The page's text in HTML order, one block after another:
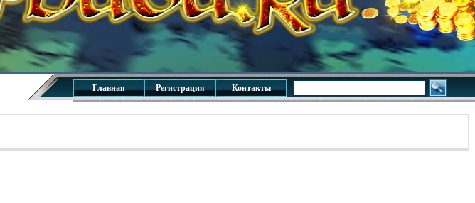
Главная Регистрация Контакты